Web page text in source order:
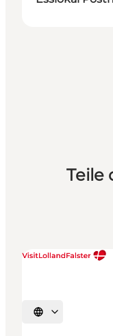
Teile
Sprache auswählen